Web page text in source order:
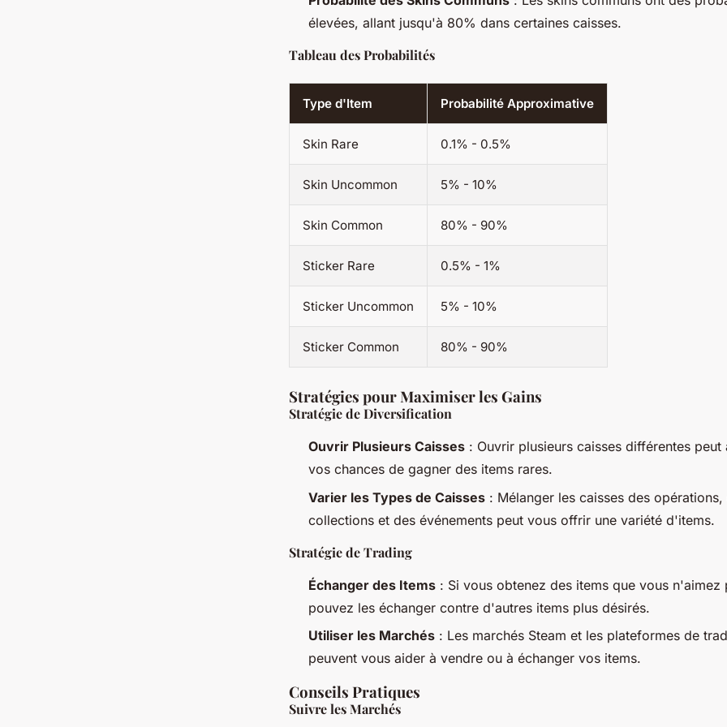
élevées, allant jusqu'à 80% dans certaines caisses.
Tableau des Probabilités
Type d'Item Probabilité Approximative
Skin Rare 0.1% - 0.5%
Skin Uncommon 5% - 10%
Skin Common 80% - 90%
Sticker Rare 0.5% - 1%
Sticker Uncommon 5% - 10%
Sticker Common 80% - 90%
Stratégies pour Maximiser les Gains
Stratégie de Diversification
Ouvrir Plusieurs Caisses : Ouvrir plusieurs caisses différentes peut
vos chances de gagner des items rares.
Varier les Types de Caisses : Mélanger les caisses des opérations,
collections et des événements peut vous offrir une variété d'items.
Stratégie de Trading
Échanger des Items : Si vous obtenez des items que vous n'aimez
pouvez les échanger contre d'autres items plus désirés.
Utiliser les Marchés : Les marchés Steam et les plateformes de
peuvent vous aider à vendre ou à échanger vos items.
Conseils Pratiques
Suivre les Marchés